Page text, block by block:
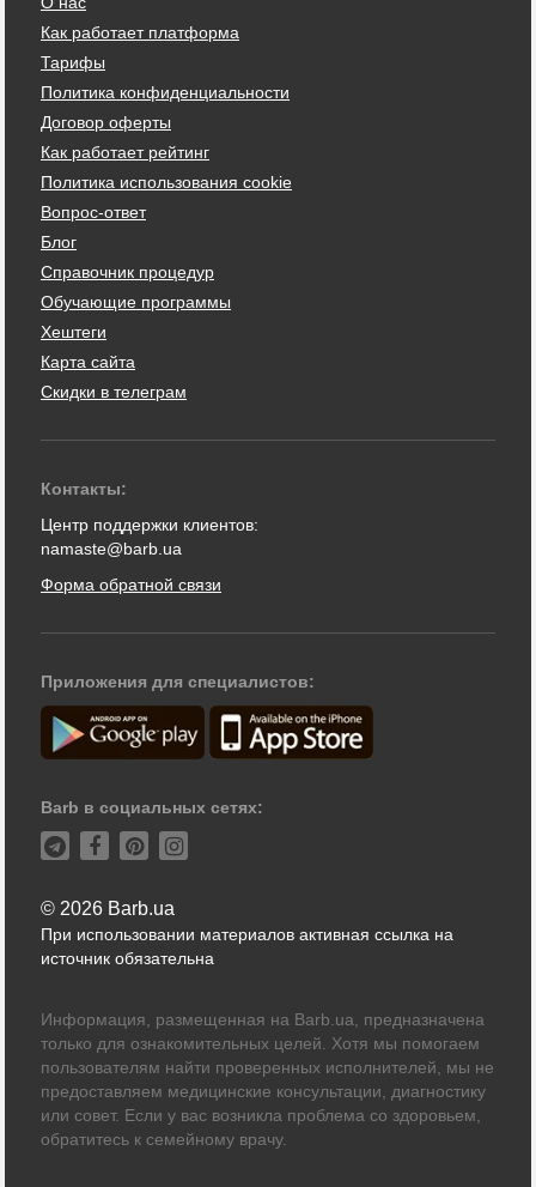
Как работает платформа
Тарифы
Политика конфиденциальности
Договор оферты
Как работает рейтинг
Политика использования cookie
Вопрос-ответ
Блог
Справочник процедур
Обучающие программы
Хештеги
Карта сайта
Скидки в телеграм
Контакты:
Центр поддержки клиентов:
namaste@barb.ua
Форма обратной связи
Приложения для специалистов:
Barb в социальных сетях:
© 2026 Barb.ua
При использовании материалов активная ссылка на
источник обязательна
Информация, размещенная на Barb.ua, предназначена
только для ознакомительных целей. Хотя мы помогаем
пользователям найти проверенных исполнителей, мы не
предоставляем медицинские консультации, диагностику
или совет. Если у вас возникла проблема со здоровьем,
обратитесь к семейному врачу.